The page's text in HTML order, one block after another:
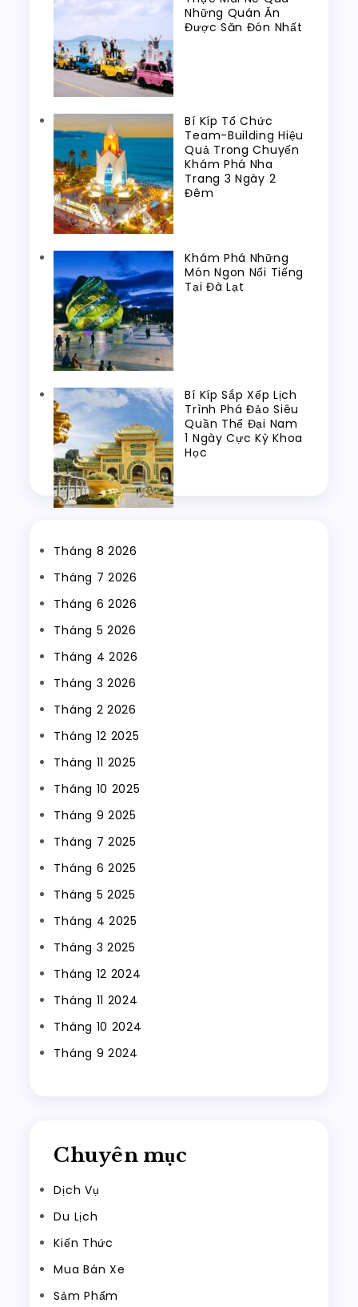
Những Quán Ăn
Được Săn Đón Nhất
Bí Kíp Tổ Chức
Team-Building Hiệu
Quả Trong Chuyến
Khám Phá Nha
Trang 3 Ngày 2
Đêm
Khám Phá Những
Món Ngon Nổi Tiếng
Tại Đà Lạt
Bí Kíp Sắp Xếp Lịch
Trình Phá Đảo Siêu
Quần Thể Đại Nam
1 Ngày Cực Kỳ Khoa
Học
Tháng 8 2026
Tháng 7 2026
Tháng 6 2026
Tháng 5 2026
Tháng 4 2026
Tháng 3 2026
Tháng 2 2026
Tháng 12 2025
Tháng 11 2025
Tháng 10 2025
Tháng 9 2025
Tháng 7 2025
Tháng 6 2025
Tháng 5 2025
Tháng 4 2025
Tháng 3 2025
Tháng 12 2024
Tháng 11 2024
Tháng 10 2024
Tháng 9 2024
Chuyên mục
Dịch Vụ
Du Lịch
Kiến Thức
Mua Bán Xe
Sảm Phẩm